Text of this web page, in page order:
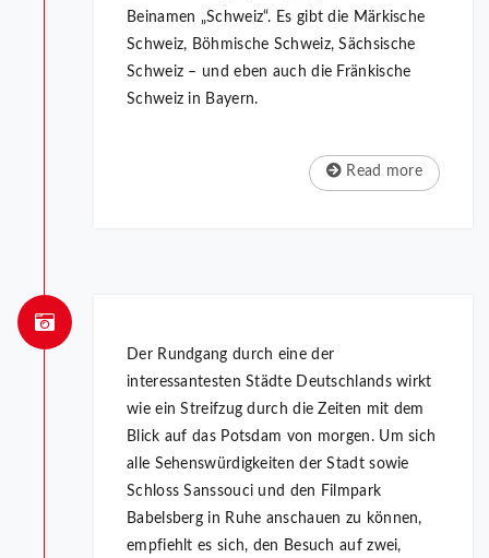
Beinamen „Schweiz“. Es gibt die Märkische
Schweiz, Böhmische Schweiz, Sächsische
Schweiz – und eben auch die Fränkische
Schweiz in Bayern.
Read more
Der Rundgang durch eine der
interessantesten Städte Deutschlands wirkt
wie ein Streifzug durch die Zeiten mit dem
Blick auf das Potsdam von morgen. Um sich
alle Sehenswürdigkeiten der Stadt sowie
Schloss Sanssouci und den Filmpark
Babelsberg in Ruhe anschauen zu können,
empfiehlt es sich, den Besuch auf zwei,